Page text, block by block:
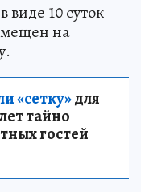
виде 10 суток
на
«сетку»для
тайно
гостей